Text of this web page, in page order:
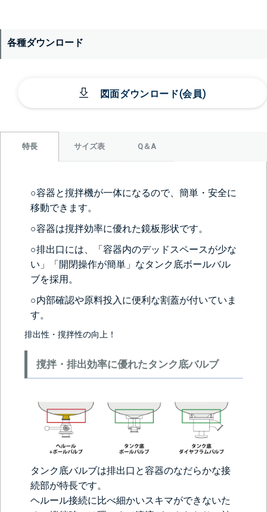
各種ダウンロード
図面ダウンロード(会員)
特長 サイズ表 Q＆A
○容器と撹拌機が一体になるので、簡単・安全に
移動できます。
○容器は撹拌効率に優れた鏡板形状です。
○排出口には、「容器内のデッドスペースが少な
い」「開閉操作が簡単」なタンク底ボールバル
ブを採用。
○内部確認や原料投入に便利な割蓋が付いていま
す。
排出性・撹拌性の向上！
撹拌・排出効率に優れたタンク底バルブ
タンク底バルブは排出口と容器のなだらかな接
続部が特長です。
ヘルール接続に比べ細かいスキマができないた